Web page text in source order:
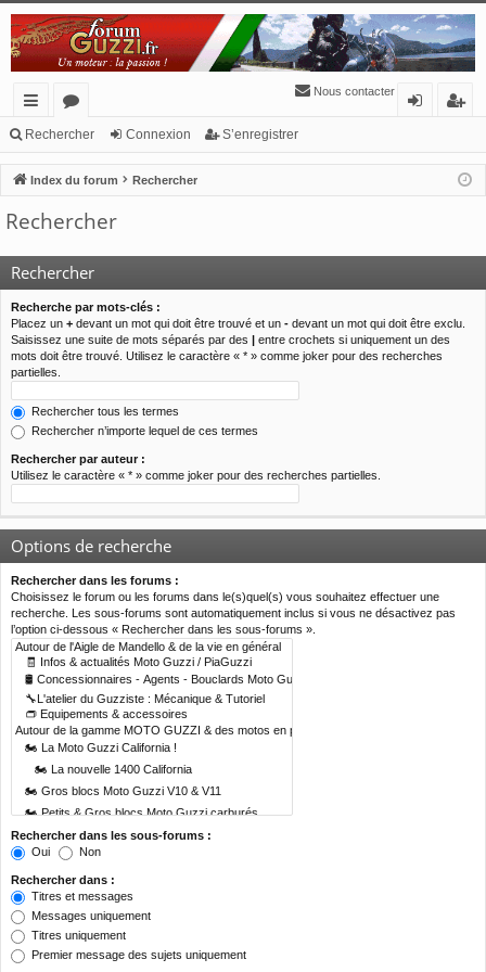
cc
ès
ra
pi
de
or
u
m
s
Nous contacter
n
ne
nr
eg
Rechercher Connexion S’enregistrer
Index du forum Rechercher
Rechercher
Rechercher
Recherche par mots-clés :
Placez un + devant un mot qui doit être trouvé et un - devant un mot qui doit être exclu.
Saisissez une suite de mots séparés par des | entre crochets si uniquement un des
mots doit être trouvé. Utilisez le caractère « * » comme joker pour des recherches
partielles.
Rechercher tous les termes
Rechercher n’importe lequel de ces termes
Rechercher par auteur :
Utilisez le caractère « * » comme joker pour des recherches partielles.
Options de recherche
Rechercher dans les forums :
Choisissez le forum ou les forums dans le(s)quel(s) vous souhaitez effectuer une
recherche. Les sous-forums sont automatiquement inclus si vous ne désactivez pas
l’option ci-dessous « Rechercher dans les sous-forums ».
Rechercher dans les sous-forums :
Oui
Non
Rechercher dans :
Titres et messages
Messages uniquement
Titres uniquement
Premier message des sujets uniquement